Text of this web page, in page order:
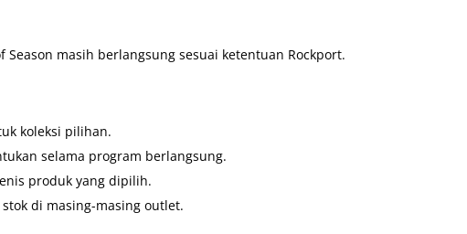
Season masih berlangsung sesuai ketentuan Rockport.
koleksi pilihan.
selama program berlangsung.
produk yang dipilih.
di masing-masing outlet.